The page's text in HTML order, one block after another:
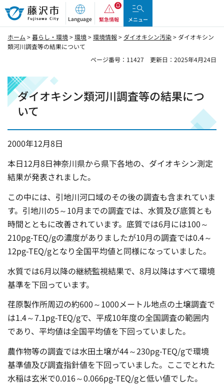
藤沢市
Language 緊急情報 メニュー
ホーム >暮らし・環境>環境>環境情報 > ダイオキシン汚染> ダイオキシン
類河川調査等の結果について
ページ番号：11427
更新日：2025年4月24日
ダイオキシン類河川調査等の結果につ
いて
2000年12月8日
本日12月8日神奈川県から県下各地の、ダイオキシン測定
結果が発表されました。
この中には、引地川河口域のその後の調査も含まれていま
す。引地川の5～10月までの調査では、水質及び底質とも
時間とともに改善されています。底質では6月には100～
210pg-TEQ/gの濃度がありましたが10月の調査では0.4～
12pg-TEQ/gとなり全国平均値と同様になっていました。
水質では6月以降の継続監視結果で、8月以降はすべて環境
基準を下回っています。
荏原製作所周辺の約600～1000メートル地点の土壌調査で
は1.4～7.1pg-TEQ/gで、平成10年度の全国調査の範囲内
であり、平均値は全国平均値を下回っていました。
農作物等の調査では水田土壌が44～230pg-TEQ/gで環境
基準値及び調査指針値を下回っていました。ここでとれた
水稲は玄米で0.016～0.066pg-TEQ/gと低い値でした。